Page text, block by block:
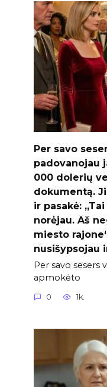
Per savo
padovanojau
000 dolerių
dokumentą.
ir pasakė:
norėjau. Aš
miesto
nusišypsojau
Per savo sesers
apmokėto
0 1k.